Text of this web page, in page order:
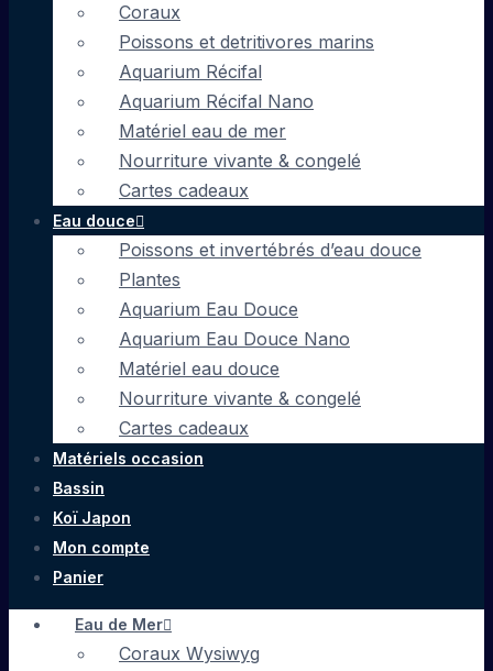
Coraux
Poissons et detritivores marins
Aquarium Récifal
Aquarium Récifal Nano
Matériel eau de mer
Nourriture vivante & congelé
Cartes cadeaux
Eau douce
Poissons et invertébrés d’eau douce
Plantes
Aquarium Eau Douce
Aquarium Eau Douce Nano
Matériel eau douce
Nourriture vivante & congelé
Cartes cadeaux
Matériels occasion
Bassin
Koï Japon
Mon compte
Panier
Eau de Mer
Coraux Wysiwyg